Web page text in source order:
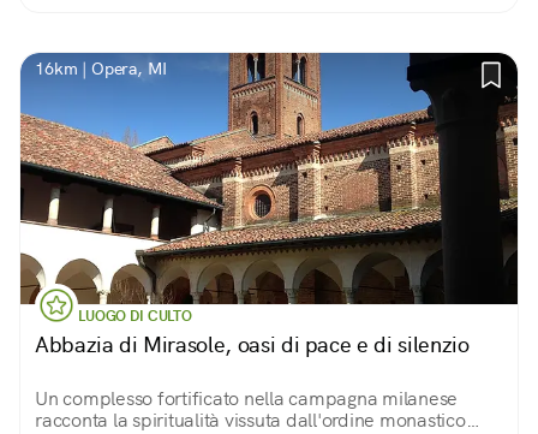
16km | Opera, MI
LUOGO DI CULTO
Abbazia di Mirasole, oasi di pace e di silenzio
Un complesso fortificato nella campagna milanese
racconta la spiritualità vissuta dall'ordine monastico